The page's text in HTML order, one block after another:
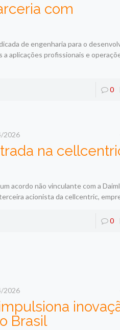
com
de engenharia para o
aplicações profissionais e
0
2026
na
acordo não vinculante com a
acionista da cellcentric,
0
2026
Brasil